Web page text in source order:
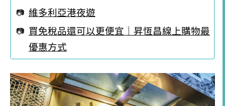
維多利亞港夜遊
買免稅品還可以更便宜｜昇恆昌線上購物最
優惠方式